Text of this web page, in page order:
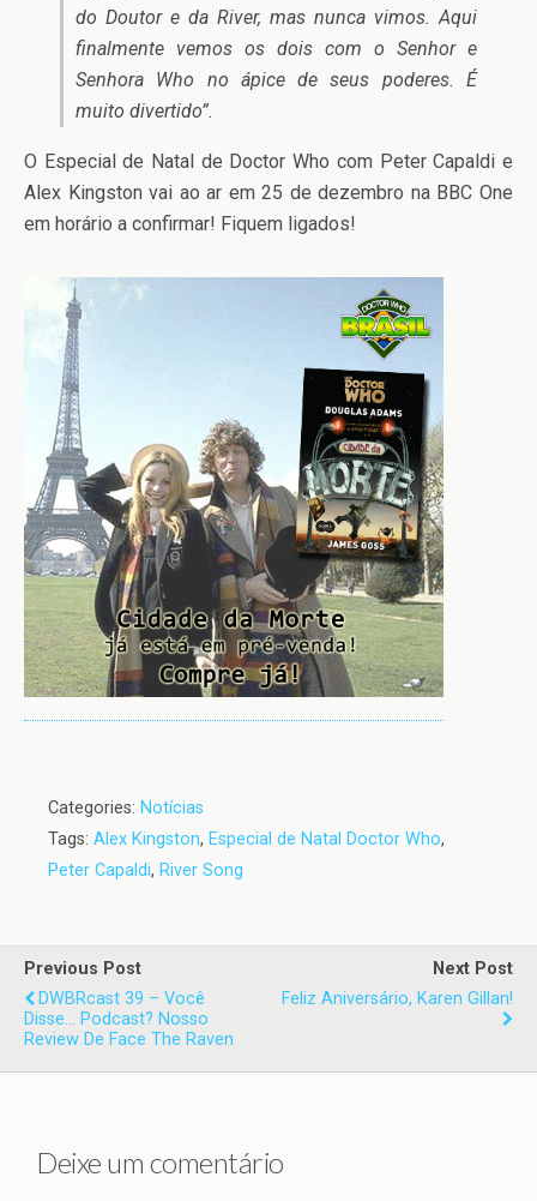
do Doutor e da River, mas nunca vimos. Aqui
finalmente vemos os dois com o Senhor e
Senhora Who no ápice de seus poderes. É
muito divertido”.
O Especial de Natal de Doctor Who com Peter Capaldi e
Alex Kingston vai ao ar em 25 de dezembro na BBC One
em horário a confirmar! Fiquem ligados!
Categories: Notícias
Tags: Alex Kingston, Especial de Natal Doctor Who,
Peter Capaldi, River Song
Previous Post
DWBRcast 39 – Você
Disse... Podcast? Nosso
Review De Face The Raven
Next Post
Feliz Aniversário, Karen Gillan!
Deixe um comentário